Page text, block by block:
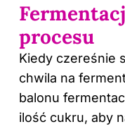
procesu
Kiedy czereśnie
chwila na
balonu
ilość cukru, aby